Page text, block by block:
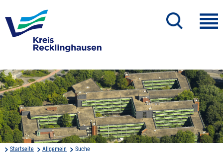
Startseite Allgemein Suche